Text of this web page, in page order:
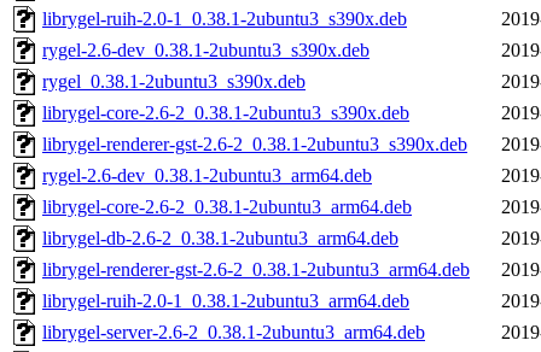
librygel-ruih-2.0-1_0.38.1-2ubuntu3_s390x.deb
rygel-2.6-dev_0.38.1-2ubuntu3_s390x.deb
rygel_0.38.1-2ubuntu3_s390x.deb
librygel-core-2.6-2_0.38.1-2ubuntu3_s390x.deb
librygel-renderer-gst-2.6-2_0.38.1-2ubuntu3_s390x.deb
rygel-2.6-dev_0.38.1-2ubuntu3_arm64.deb
librygel-core-2.6-2_0.38.1-2ubuntu3_arm64.deb
librygel-db-2.6-2_0.38.1-2ubuntu3_arm64.deb
librygel-renderer-gst-2.6-2_0.38.1-2ubuntu3_arm64.deb
librygel-ruih-2.0-1_0.38.1-2ubuntu3_arm64.deb
librygel-server-2.6-2_0.38.1-2ubuntu3_arm64.deb